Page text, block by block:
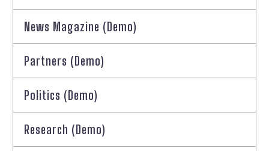
News Magazine (Demo)
Partners (Demo)
Politics (Demo)
Research (Demo)